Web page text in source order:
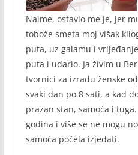
Naime, ostavio me je, jer
tobože smeta moj višak
puta, uz galamu i
puta i udario. Ja živim u
tvornici za izradu ženske
svaki dan po 8 sati, a kad
prazan stan, samoća i
godina i više se ne mogu
samoća počela izjedati.